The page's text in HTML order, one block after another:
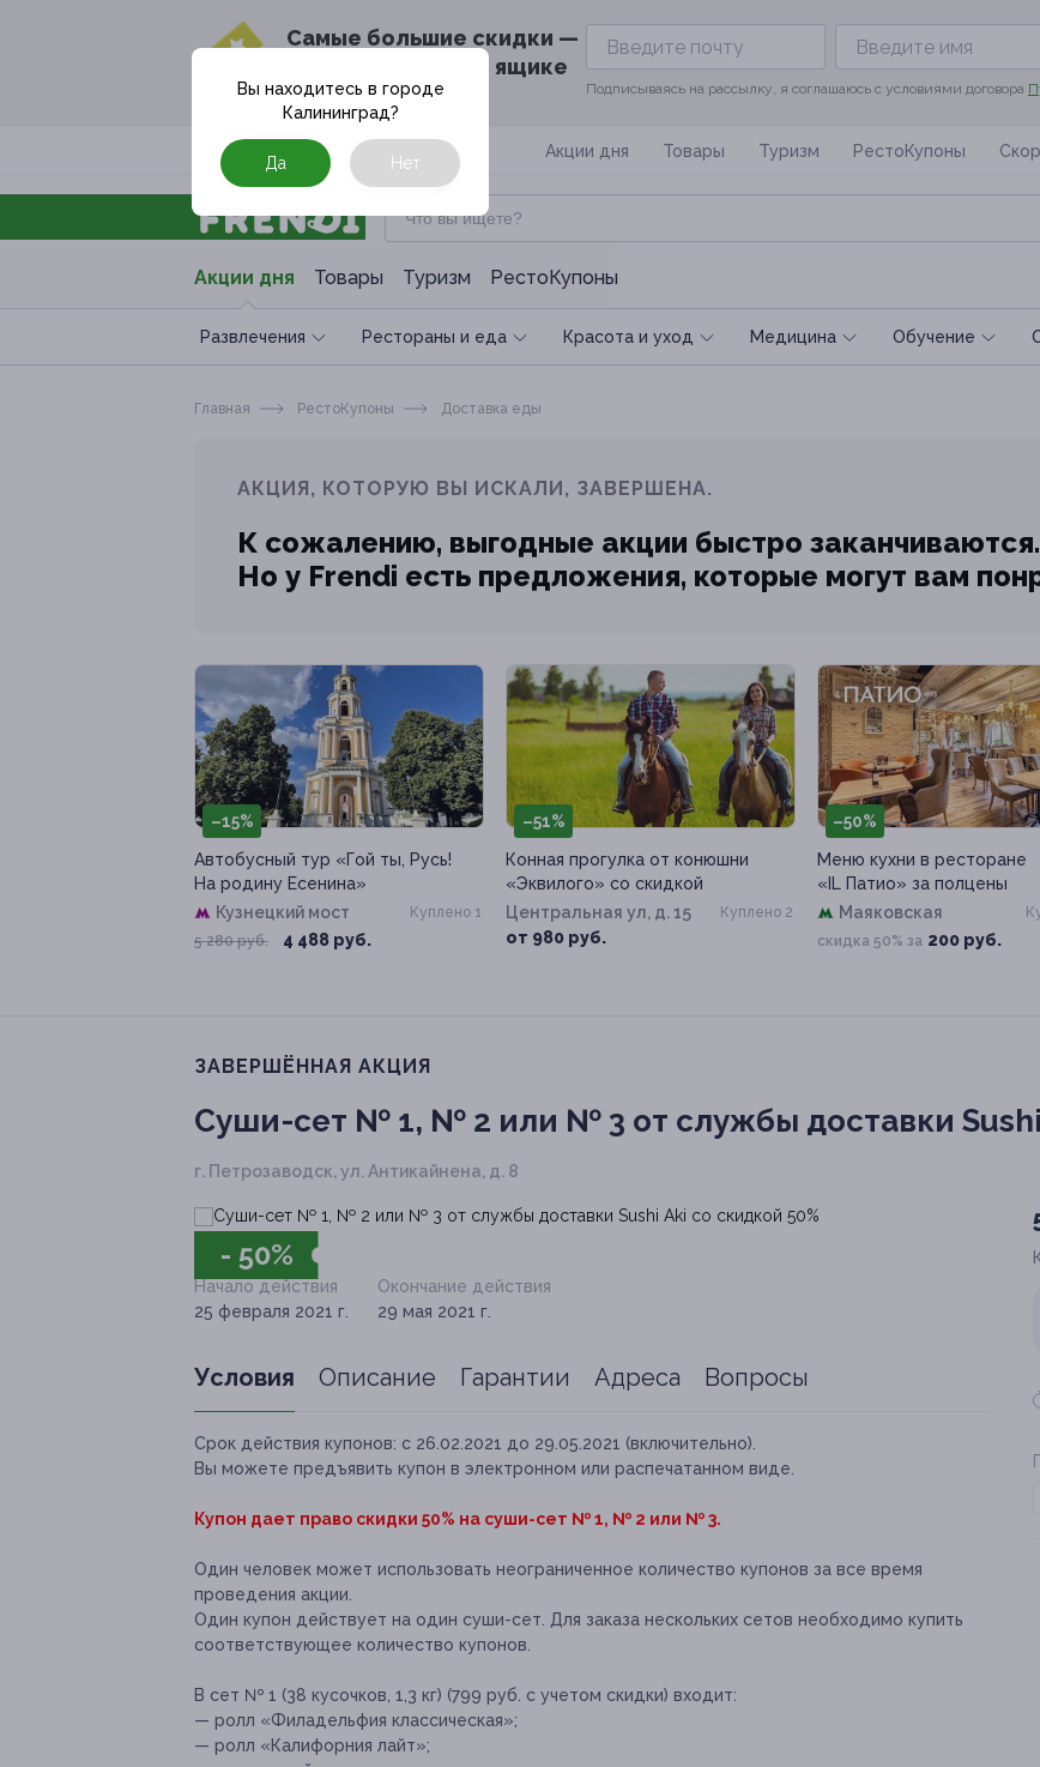
Cамые большие скидки —
в твоём почтовом ящике
Подписываясь на рассылку, я соглашаюсь с условиями договора
Москва Акции дня Товары Туризм РестоКупоны
Акции дня Товары Туризм РестоКупоны
Развлечения Рестораны и еда Красота и уход Медицина Обучение
Вы находитесь в городе
Калининград?
Да Нет
Главная РестоКупоны Доставка еды
АКЦИЯ, КОТОРУЮ ВЫ ИСКАЛИ, ЗАВЕРШЕНА.
К сожалению, выгодные акции быстро заканчиваются.
Но у Frendi есть предложения, которые могут вам
–15%
Автобусный тур «Гой ты, Русь!
На родину Есенина»
Кузнецкий мост
5 280 руб. 4 488 руб.
Куплено 1
–51%
Конная прогулка от конюшни
«Эквилого» со скидкой
Центральная ул, д. 15
от 980 руб.
Куплено 2
–50%
Меню кухни в ресторане
«IL Патио» за полцены
Маяковская
скидка 50% за 200 руб.
ЗАВЕРШЁННАЯ АКЦИЯ
Суши-сет № 1, № 2 или № 3 от службы доставки Sushi
г. Петрозаводск, ул. Антикайнена, д. 8
- 50%
Начало действия
25 февраля 2021 г.
Окончание действия
29 мая 2021 г.
Условия Описание Гарантии Адреса Вопросы
Срок действия купонов: с 26.02.2021 до 29.05.2021 (включительно).
Вы можете предъявить купон в электронном или распечатанном виде.
Купон дает право скидки 50% на суши-сет № 1, № 2 или № 3.
Один человек может использовать неограниченное количество купонов за все время
проведения акции.
Один купон действует на один суши-сет. Для заказа нескольких сетов необходимо купить
соответствующее количество купонов.
В сет № 1 (38 кусочков, 1,3 кг) (799 руб. с учетом скидки) входит:
— ролл «Филадельфия классическая»;
— ролл «Калифорния лайт»;